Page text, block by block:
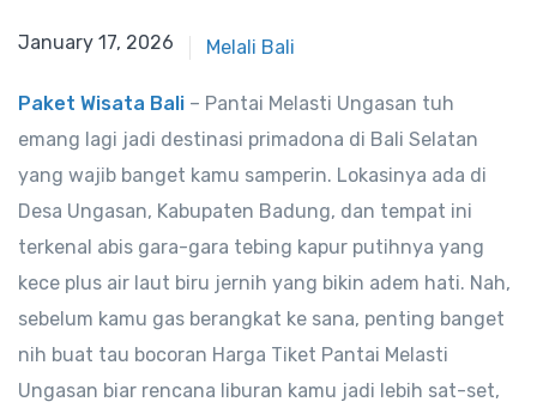
January 17, 2026 Melali Bali
Paket Wisata Bali – Pantai Melasti Ungasan tuh
emang lagi jadi destinasi primadona di Bali Selatan
yang wajib banget kamu samperin. Lokasinya ada di
Desa Ungasan, Kabupaten Badung, dan tempat ini
terkenal abis gara-gara tebing kapur putihnya yang
kece plus air laut biru jernih yang bikin adem hati. Nah,
sebelum kamu gas berangkat ke sana, penting banget
nih buat tau bocoran Harga Tiket Pantai Melasti
Ungasan biar rencana liburan kamu jadi lebih sat-set,